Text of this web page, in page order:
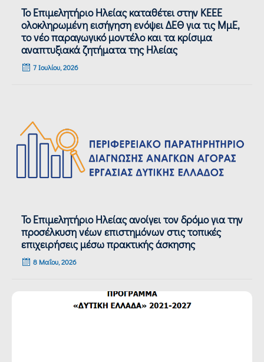
Το Επιμελητήριο Ηλείας καταθέτει στην ΚΕΕΕ
ολοκληρωμένη εισήγηση ενόψει ΔΕΘ για τις ΜμΕ,
το νέο παραγωγικό μοντέλο και τα κρίσιμα
αναπτυξιακά ζητήματα της Ηλείας
7 Ιουλίου, 2026
Το Επιμελητήριο Ηλείας ανοίγει τον δρόμο για την
προσέλκυση νέων επιστημόνων στις τοπικές
επιχειρήσεις μέσω πρακτικής άσκησης
8 Μαΐου, 2026